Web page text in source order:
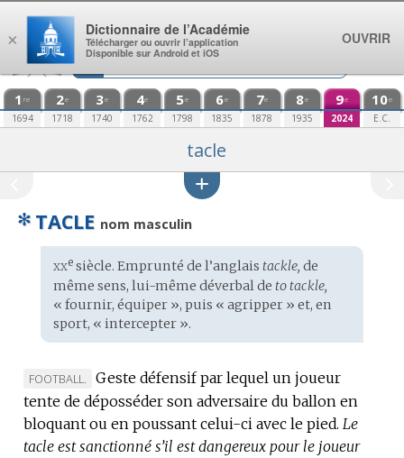
Aller au contenu
1 re
1694
2e
1718
3e
1740
4e
1762
5e
1798
6e
1835
7e
1878
8e
1935
9e
2024
10e
E.C.
tacle
✻ TACLE nom masculin
Étymologie
:
xxesiècle. Emprunté de l’anglais tackle, de
même sens, lui-même déverbal de to tackle,
« fournir, équiper », puis « agripper » et, en
sport, « intercepter ».
MARQUE
DE
DOMAINE
:
FOOTBALL.
Geste défensif par lequel un joueur
tente de déposséder son adversaire du ballon en
bloquant ou en poussant celui-ci avec le pied. Le
tacle est sanctionné s’il est dangereux pour le joueur
×
Dictionnaire de l’Académie
Télécharger ou ouvrir l’application
Disponible sur Android et iOS
OUVRIR